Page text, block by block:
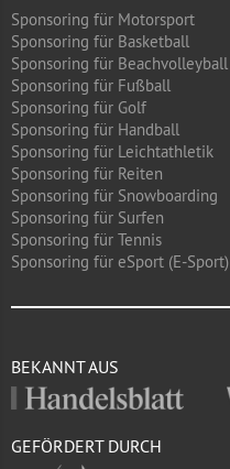
Sponsoring für Motorsport
Sponsoring für Basketball
Sponsoring für Beachvolleyball
Sponsoring für Fußball
Sponsoring für Golf
Sponsoring für Handball
Sponsoring für Leichtathletik
Sponsoring für Reiten
Sponsoring für Snowboarding
Sponsoring für Surfen
Sponsoring für Tennis
Sponsoring für eSport (E-Sport)
BEKANNT AUS
GEFÖRDERT DURCH